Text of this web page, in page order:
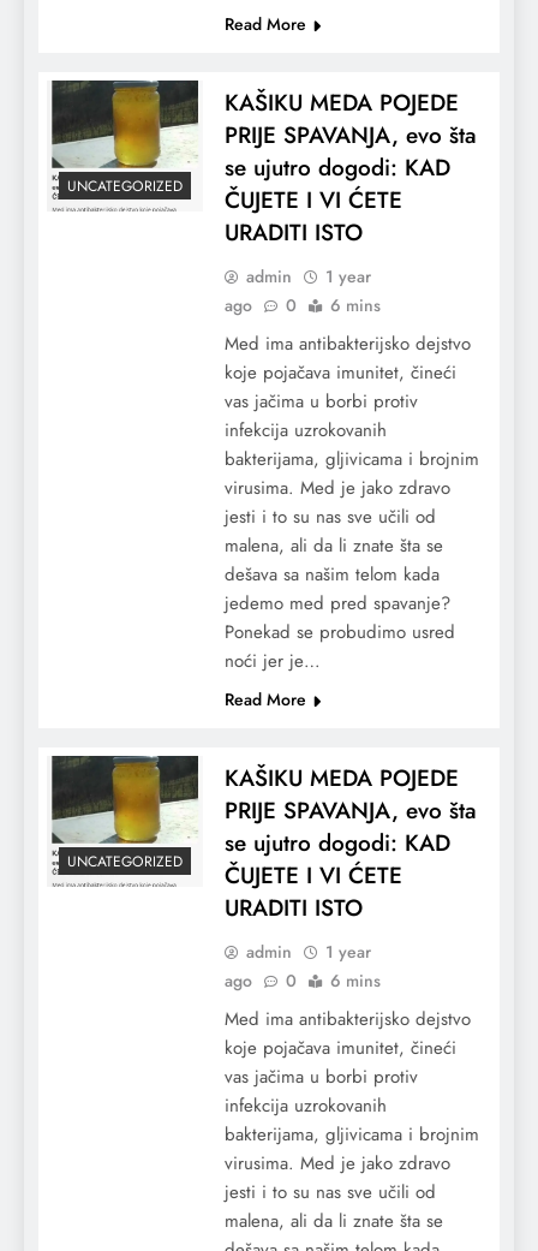
Read More
UNCATEGORIZED
KAŠIKU MEDA POJEDE
PRIJE SPAVANJA, evo šta
se ujutro dogodi: KAD
ČUJETE I VI ĆETE
URADITI ISTO
admin
1 year
ago
0 6 mins
Med ima antibakterijsko dejstvo
koje pojačava imunitet, čineći
vas jačima u borbi protiv
infekcija uzrokovanih
bakterijama, gljivicama i brojnim
virusima. Med je jako zdravo
jesti i to su nas sve učili od
malena, ali da li znate šta se
dešava sa našim telom kada
jedemo med pred spavanje?
Ponekad se probudimo usred
noći jer je…
Read More
UNCATEGORIZED
KAŠIKU MEDA POJEDE
PRIJE SPAVANJA, evo šta
se ujutro dogodi: KAD
ČUJETE I VI ĆETE
URADITI ISTO
admin
1 year
ago
0 6 mins
Med ima antibakterijsko dejstvo
koje pojačava imunitet, čineći
vas jačima u borbi protiv
infekcija uzrokovanih
bakterijama, gljivicama i brojnim
virusima. Med je jako zdravo
jesti i to su nas sve učili od
malena, ali da li znate šta se